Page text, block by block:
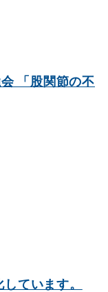
「股関節の不
ています。